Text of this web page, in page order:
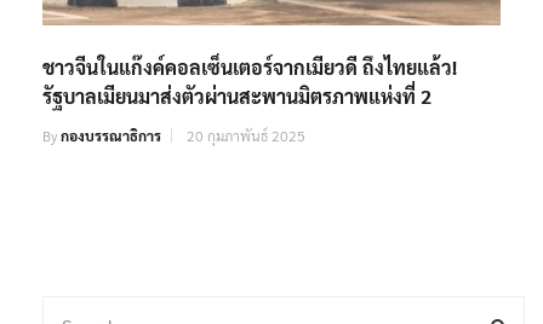
ชาวจีนในแก๊งค์คอลเซ็นเตอร์จากเมียวดี ถึงไทยแล้ว!
รัฐบาลเมียนมาส่งตัวผ่านสะพานมิตรภาพแห่งที่ 2
Byกองบรรณาธิการ 20 กุมภาพันธ์ 2025